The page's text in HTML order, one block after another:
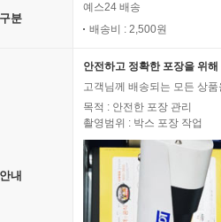
분
예스24 배송
배송비 : 2,500원
내
안전하고 정확한 포장을 위
고객님께 배송되는 모든 상
목적 : 안전한 포장 관리
촬영범위 : 박스 포장 작업